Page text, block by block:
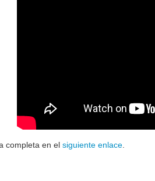
completa en el siguiente enlace.